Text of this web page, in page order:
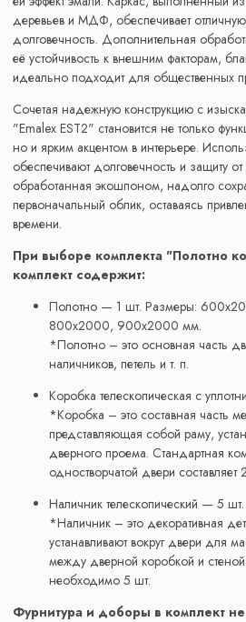
деревьев и МДФ, обеспечивает
долговечность. Дополнительная
её устойчивость к внешним факторам,
идеально подходит для общественных
Сочетая надежную конструкцию с
"Emalex EST2" становится не только
но и ярким акцентом в интерьере.
обеспечивают долговечность и защиту
обработанная экошпоном, надолго
первоначальный облик, оставаясь
времени.
При выборе комплекта "Полотно
комплект содержит:
Полотно — 1 шт. Размеры:
800x2000, 900x2000 мм.
*Полотно – это основная часть
наличников, петель и т. п.
Коробка телескопическая с
*Коробка – это составная часть
представляющая собой раму,
дверного проема. Стандартная
одностворчатой двери составляет
Наличник телескопический — 5 шт.
*Наличник – это декоративная
устанавливают вокруг двери для
между дверной коробкой и
необходимо 5 шт.
Фурнитура и доборы в комплект не